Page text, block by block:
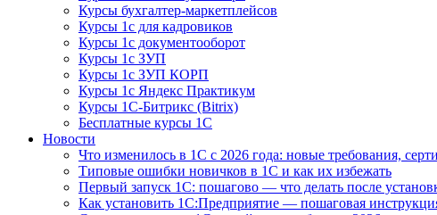
Курсы бухгалтер-маркетплейсов
Курсы 1с для кадровиков
Курсы 1с документооборот
Курсы 1с ЗУП
Курсы 1с ЗУП КОРП
Курсы 1с Яндекс Практикум
Курсы 1С-Битрикс (Bitrix)
Бесплатные курсы 1С
Новости
Что изменилось в 1С с 2026 года: новые требования,
Типовые ошибки новичков в 1С и как их избежать
Первый запуск 1С: пошагово — что делать после
Как установить 1С:Предприятие — пошаговая